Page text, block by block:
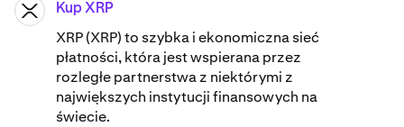
XRP Kup XRP
XRP (XRP) to szybka i ekonomiczna sieć
płatności, która jest wspierana przez
rozległe partnerstwa z niektórymi z
największych instytucji finansowych na
świecie.